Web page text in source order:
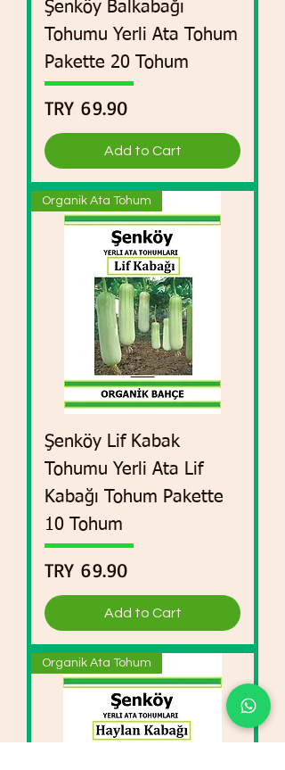
Şenköy Balkabağı
Tohumu Yerli Ata Tohum
Pakette 20 Tohum
Price
TRY 69.90
Add to Cart
Organik Ata Tohum
Şenköy Lif Kabak
Tohumu Yerli Ata Lif
Kabağı Tohum Pakette
10 Tohum
Price
TRY 69.90
Add to Cart
Organik Ata Tohum